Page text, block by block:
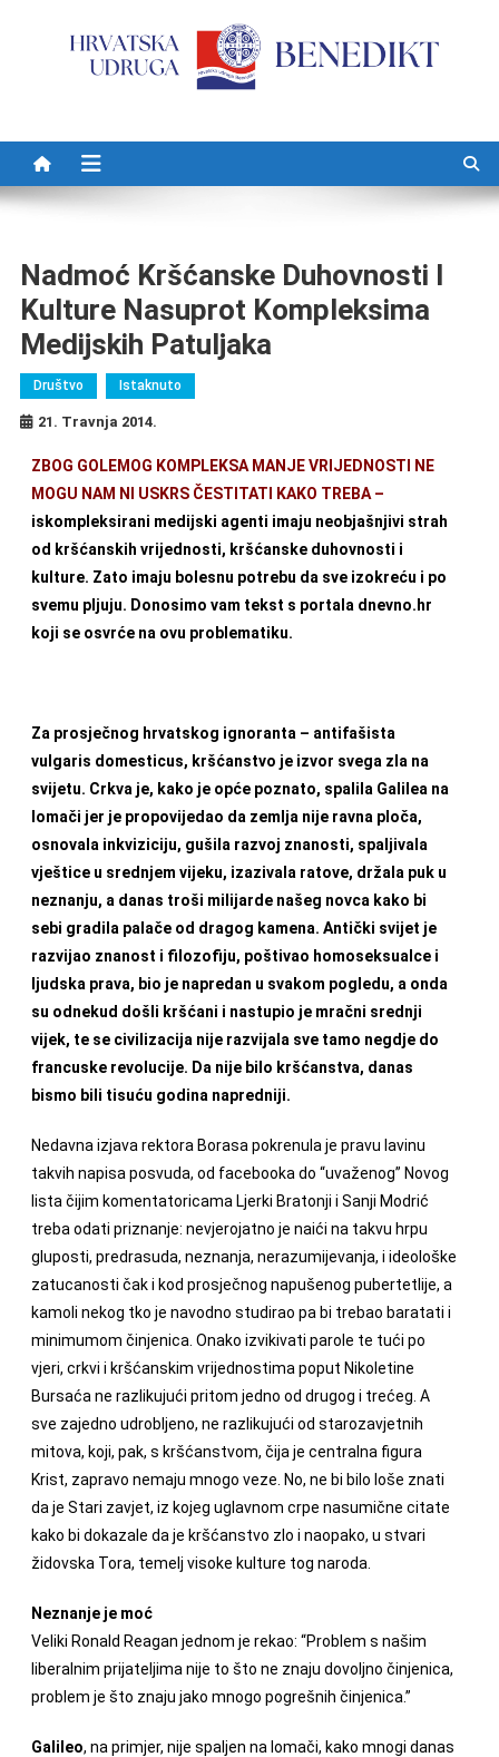
Nadmoć Kršćanske Duhovnosti I
Kulture Nasuprot Kompleksima
Medijskih Patuljaka
Društvo Istaknuto
21. Travnja 2014.
ZBOG GOLEMOG KOMPLEKSA MANJE VRIJEDNOSTI NE
MOGU NAM NI USKRS ČESTITATI KAKO TREBA –
iskompleksirani medijski agenti imaju neobjašnjivi strah
od kršćanskih vrijednosti, kršćanske duhovnosti i
kulture. Zato imaju bolesnu potrebu da sve izokreću i po
svemu pljuju. Donosimo vam tekst s portala dnevno.hr
koji se osvrće na ovu problematiku.
Za prosječnog hrvatskog ignoranta – antifašista
vulgaris domesticus, kršćanstvo je izvor svega zla na
svijetu. Crkva je, kako je opće poznato, spalila Galilea na
lomači jer je propovijedao da zemlja nije ravna ploča,
osnovala inkviziciju, gušila razvoj znanosti, spaljivala
vještice u srednjem vijeku, izazivala ratove, držala puk u
neznanju, a danas troši milijarde našeg novca kako bi
sebi gradila palače od dragog kamena. Antički svijet je
razvijao znanost i filozofiju, poštivao homoseksualce i
ljudska prava, bio je napredan u svakom pogledu, a onda
su odnekud došli kršćani i nastupio je mračni srednji
vijek, te se civilizacija nije razvijala sve tamo negdje do
francuske revolucije. Da nije bilo kršćanstva, danas
bismo bili tisuću godina napredniji.
Nedavna izjava rektora Borasa pokrenula je pravu lavinu
takvih napisa posvuda, od facebooka do “uvaženog” Novog
lista čijim komentatoricama Ljerki Bratonji i Sanji Modrić
treba odati priznanje: nevjerojatno je naići na takvu hrpu
gluposti, predrasuda, neznanja, nerazumijevanja, i ideološke
zatucanosti čak i kod prosječnog napušenog pubertetlije, a
kamoli nekog tko je navodno studirao pa bi trebao baratati i
minimumom činjenica. Onako izvikivati parole te tući po
vjeri, crkvi i kršćanskim vrijednostima poput Nikoletine
Bursaća ne razlikujući pritom jedno od drugog i trećeg. A
sve zajedno udrobljeno, ne razlikujući od starozavjetnih
mitova, koji, pak, s kršćanstvom, čija je centralna figura
Krist, zapravo nemaju mnogo veze. No, ne bi bilo loše znati
da je Stari zavjet, iz kojeg uglavnom crpe nasumične citate
kako bi dokazale da je kršćanstvo zlo i naopako, u stvari
židovska Tora, temelj visoke kulture tog naroda.
Neznanje je moć
Veliki Ronald Reagan jednom je rekao: “Problem s našim
liberalnim prijateljima nije to što ne znaju dovoljno činjenica,
problem je što znaju jako mnogo pogrešnih činjenica.”
Galileo, na primjer, nije spaljen na lomači, kako mnogi danas